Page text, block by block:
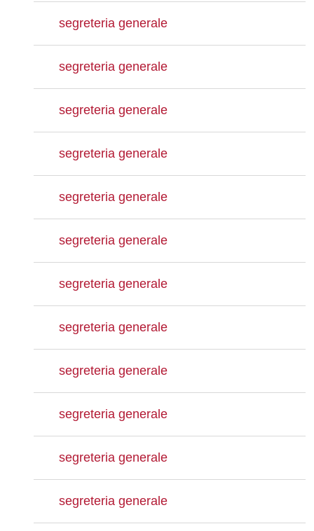
segreteria generale
segreteria generale
segreteria generale
segreteria generale
segreteria generale
segreteria generale
segreteria generale
segreteria generale
segreteria generale
segreteria generale
segreteria generale
segreteria generale